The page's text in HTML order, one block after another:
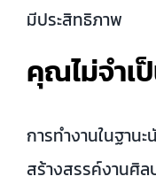
มีประสิทธิภาพ
คุณไม่จำเ
การทำงานในฐาน
สร้างสรรค์งานศิ